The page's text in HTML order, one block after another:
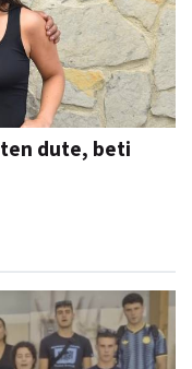
dute, beti